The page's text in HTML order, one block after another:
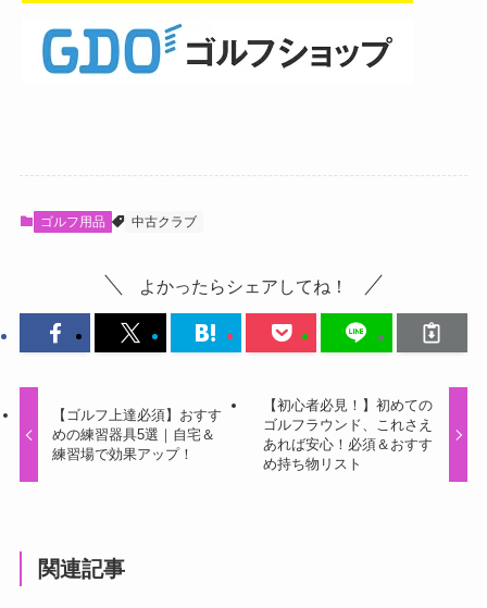
ゴルフ用品 中古クラブ
よかったらシェアしてね！
【ゴルフ上達必須】おすす
めの練習器具5選｜自宅＆
練習場で効果アップ！
【初心者必見！】初めての
ゴルフラウンド、これさえ
あれば安心！必須＆おすす
め持ち物リスト
関連記事